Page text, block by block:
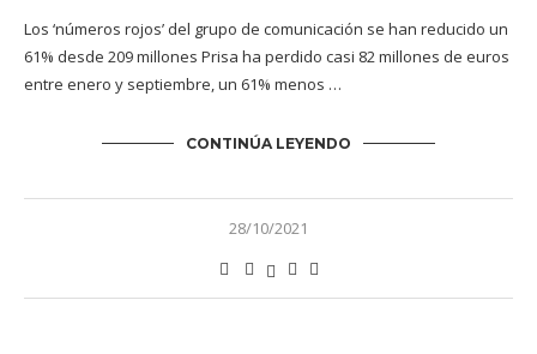
Los ‘números rojos’ del grupo de comunicación se han reducido un
61% desde 209 millones Prisa ha perdido casi 82 millones de euros
entre enero y septiembre, un 61% menos …
CONTINÚA LEYENDO
28/10/2021